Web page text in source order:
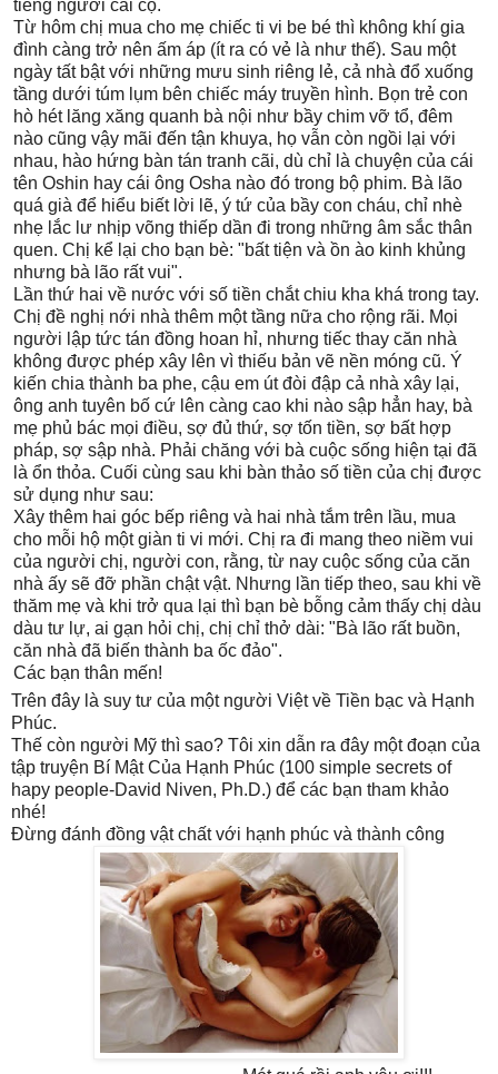
tiếng người cãi cọ.
Từ hôm chị mua cho mẹ chiếc ti vi be bé thì không khí gia
đình càng trở nên ấm áp (ít ra có vẻ là như thế). Sau một
ngày tất bật với những mưu sinh riêng lẻ, cả nhà đổ xuống
tầng dưới túm lụm bên chiếc máy truyền hình. Bọn trẻ con
hò hét lăng xăng quanh bà nội như bầy chim vỡ tổ, đêm
nào cũng vậy mãi đến tận khuya, họ vẫn còn ngồi lại với
nhau, hào hứng bàn tán tranh cãi, dù chỉ là chuyện của cái
tên Oshin hay cái ông Osha nào đó trong bộ phim. Bà lão
quá già để hiểu biết lời lẽ, ý tứ của bầy con cháu, chỉ nhè
nhẹ lắc lư nhịp võng thiếp dần đi trong những âm sắc thân
quen. Chị kể lại cho bạn bè: "bất tiện và ồn ào kinh khủng
nhưng bà lão rất vui".
Lần thứ hai về nước với số tiền chắt chiu kha khá trong tay.
Chị đề nghị nới nhà thêm một tầng nữa cho rộng rãi. Mọi
người lập tức tán đồng hoan hỉ, nhưng tiếc thay căn nhà
không được phép xây lên vì thiếu bản vẽ nền móng cũ. Ý
kiến chia thành ba phe, cậu em út đòi đập cả nhà xây lại,
ông anh tuyên bố cứ lên càng cao khi nào sập hẳn hay, bà
mẹ phủ bác mọi điều, sợ đủ thứ, sợ tốn tiền, sợ bất hợp
pháp, sợ sập nhà. Phải chăng với bà cuộc sống hiện tại đã
là ổn thỏa. Cuối cùng sau khi bàn thảo số tiền của chị được
sử dụng như sau:
Xây thêm hai góc bếp riêng và hai nhà tắm trên lầu, mua
cho mỗi hộ một giàn ti vi mới. Chị ra đi mang theo niềm vui
của người chị, người con, rằng, từ nay cuộc sống của căn
nhà ấy sẽ đỡ phần chật vật. Nhưng lần tiếp theo, sau khi về
thăm mẹ và khi trở qua lại thì bạn bè bỗng cảm thấy chị dàu
dàu tư lự, ai gạn hỏi chị, chị chỉ thở dài: "Bà lão rất buồn,
căn nhà đã biến thành ba ốc đảo".
Các bạn thân mến!
Trên đây là suy tư của một người Việt về Tiền bạc và Hạnh
Phúc.
Thế còn người Mỹ thì sao? Tôi xin dẫn ra đây một đoạn của
tập truyện Bí Mật Của Hạnh Phúc (100 simple secrets of
hapy people-David Niven, Ph.D.) để các bạn tham khảo
nhé!
Đừng đánh đồng vật chất với hạnh phúc và thành công